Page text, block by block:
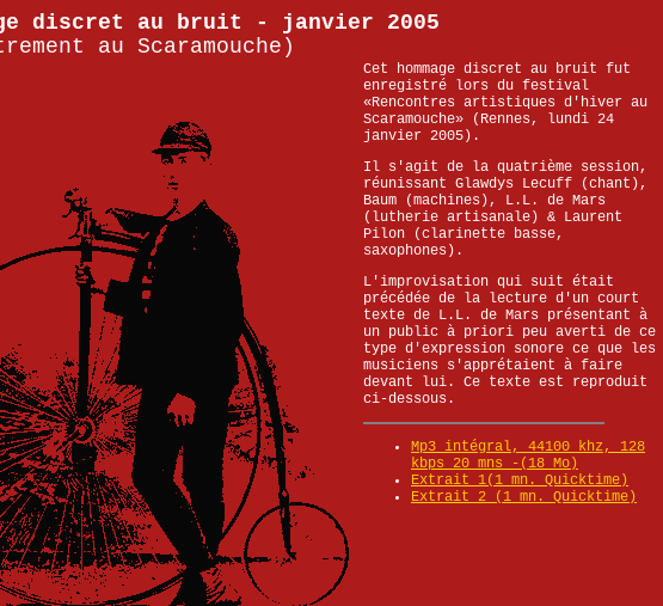
discret au bruit - janvier 2005
au Scaramouche)
Cet hommage discret au bruit fut
enregistré lors du festival
«Rencontres artistiques d'hiver au
Scaramouche» (Rennes, lundi 24
janvier 2005).
Il s'agit de la quatrième session,
réunissant Glawdys Lecuff (chant),
Baum (machines), L.L. de Mars
(lutherie artisanale) & Laurent
Pilon (clarinette basse,
saxophones).
L'improvisation qui suit était
précédée de la lecture d'un court
texte de L.L. de Mars présentant à
un public à priori peu averti de ce
type d'expression sonore ce que les
musiciens s'apprétaient à faire
devant lui. Ce texte est reproduit
ci-dessous.
Mp3 intégral, 44100 khz, 128
kbps 20 mns -(18 Mo)
Extrait 1(1 mn. Quicktime)
Extrait 2 (1 mn. Quicktime)